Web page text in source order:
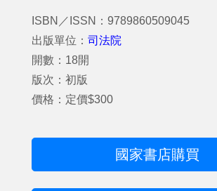
ISBN／ISSN：9789860509045
出版單位： 司法院
開數：18開
版次：初版
價格：定價$300
國家書店購買